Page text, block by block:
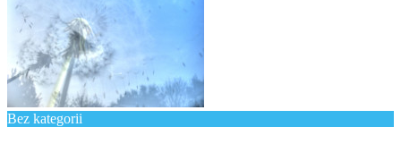
Bez kategorii